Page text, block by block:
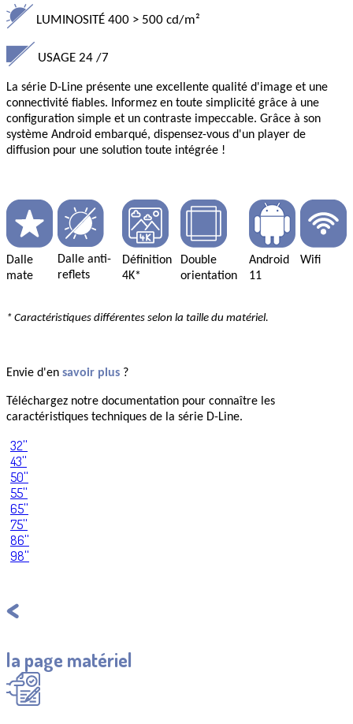
LUMINOSITÉ 400 > 500 cd/m²
USAGE 24 /7
La série D-Line présente une excellente qualité d'image et une
connectivité fiables. Informez en toute simplicité grâce à une
configuration simple et un contraste impeccable. Grâce à son
système Android embarqué, dispensez-vous d'un player de
diffusion pour une solution toute intégrée !
Dalle
mate
Dalle anti-
reflets
Définition
4K*
Double
orientation
Android
11
Wifi
* Caractéristiques différentes selon la taille du matériel.
Envie d'en savoir plus ?
Téléchargez notre documentation pour connaître les
caractéristiques techniques de la série D-Line.
32''
43''
50''
55''
65''
75''
86''
98''
la page matériel